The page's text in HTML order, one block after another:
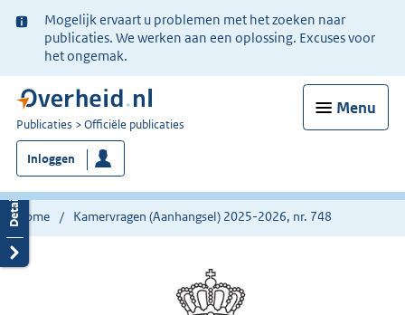
Ter
informatie:
Mogelijk ervaart u problemen met het zoeken naar
publicaties. We werken aan een oplossing. Excuses voor
het ongemak.
Menu
U
bent
nu
hier:
Publicaties Officiële publicaties
Inloggen
Home Kamervragen (Aanhangsel) 2025-2026, nr. 748